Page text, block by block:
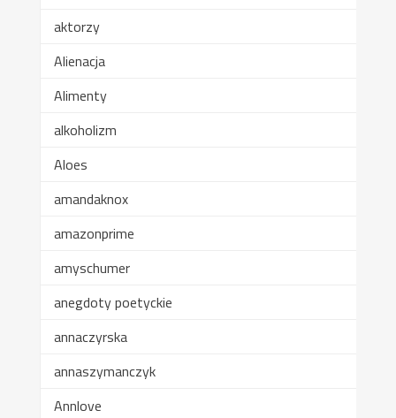
aktorzy
Alienacja
Alimenty
alkoholizm
Aloes
amandaknox
amazonprime
amyschumer
anegdoty poetyckie
annaczyrska
annaszymanczyk
Annlove